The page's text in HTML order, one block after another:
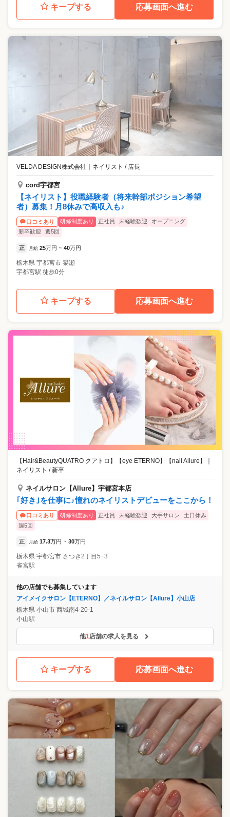
キープする 応募画面へ進む
VELDA DESIGN株式会社 ｜ ネイリスト / 店長
cord宇都宮
【ネイリスト】役職経験者（将来幹部ポジション希望
者）募集！月8休みで高収入も♪
口コミあり 研修制度あり 正社員 未経験歓迎
オープニング
新卒歓迎
週5回
正 月給 25万円 ~ 40万円
栃木県 宇都宮市 簗瀬
宇都宮駅 徒歩0分
キープする 応募画面へ進む
【Hair&BeautyQUATRO クアトロ】【eye ETERNO】【nail Allure】
ネイリスト / 新卒
ネイルサロン【Allure】宇都宮本店
｢好き｣を仕事に♪憧れのネイリストデビューをここから！
口コミあり 研修制度あり 正社員 未経験歓迎 大手サロン
土日休み
週5回
正 月給 17.3万円 ~ 30万円
栃木県 宇都宮市 さつき2丁目5−3
雀宮駅
他の店舗でも募集しています
アイメイクサロン【ETERNO】／ネイルサロン【Allure】小山店
栃木県 小山市 西城南4-20-1
小山駅
他1店舗の求人を見る
キープする 応募画面へ進む